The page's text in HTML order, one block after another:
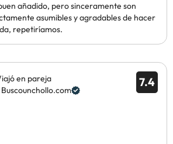
añadido, pero sinceramente son
asumibles y agradables de hacer
repetiríamos.
7.4
en pareja